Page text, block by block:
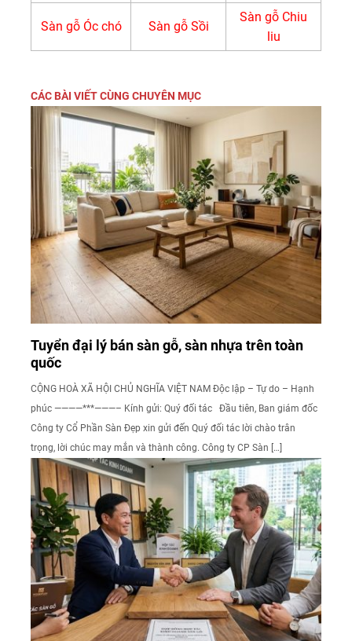
Sàn gỗ Óc chó Sàn gỗ Sồi
Sàn gỗ Chiu
liu
CÁC BÀI VIẾT CÙNG CHUYÊN MỤC
Tuyển đại lý bán sàn gỗ, sàn nhựa trên toàn
quốc
CỘNG HOÀ XÃ HỘI CHỦ NGHĨA VIỆT NAM Độc lập – Tự do – Hạnh
phúc ————***———– Kính gửi: Quý đối tác Đầu tiên, Ban giám đốc
Công ty Cổ Phần Sàn Đẹp xin gửi đến Quý đối tác lời chào trân
trọng, lời chúc may mắn và thành công. Công ty CP Sàn […]